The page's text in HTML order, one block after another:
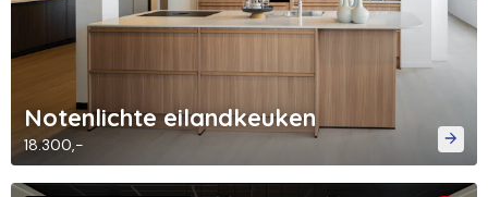
Notenlichte eilandkeuken
18.300,-